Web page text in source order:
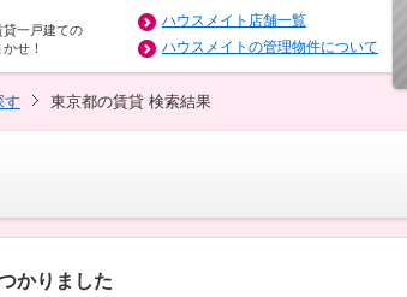
一戸建ての
せ！
ハウスメイト店舗一覧
ハウスメイトの管理物件について
す 東京都の賃貸 検索結果
かりました